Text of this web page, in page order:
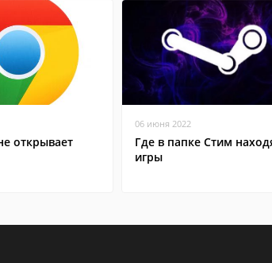
открывает
06 июня 2022
Где в папке Стим
игры